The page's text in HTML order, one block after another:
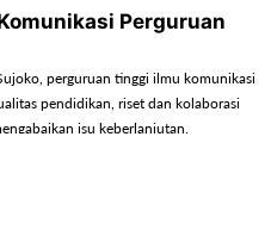
Perguruan
perguruan tinggi ilmu komunikasi
pendidikan, riset dan kolaborasi
isu keberlanjutan.